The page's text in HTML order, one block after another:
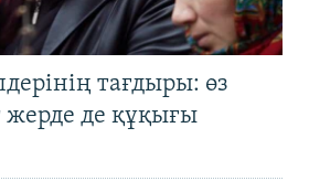
тағдыры: өз
жерде де құқығы